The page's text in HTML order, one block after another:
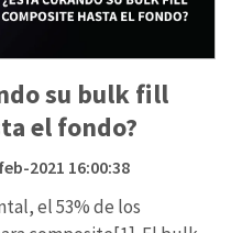
su bulk fill
el fondo?
2021 16:00:38
el 53% de los